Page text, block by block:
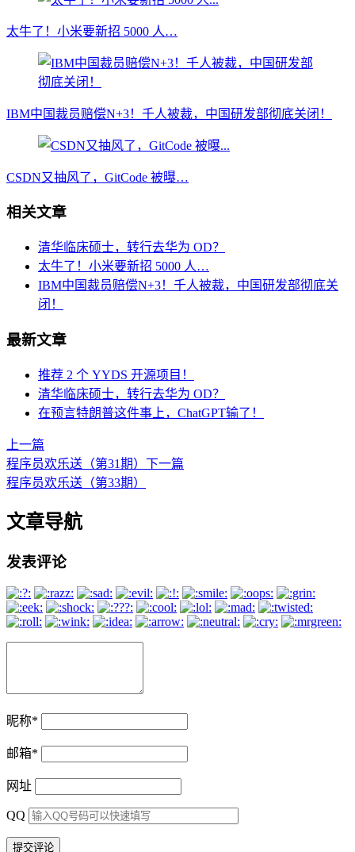
太牛了！小米要新招 5000 人…
IBM中国裁员赔偿N+3！千人被裁，中国研发部彻底关闭！
CSDN又抽风了，GitCode 被曝…
相关文章
清华临床硕士，转行去华为 OD？
太牛了！小米要新招 5000 人…
IBM中国裁员赔偿N+3！千人被裁，中国研发部彻底关
闭！
最新文章
推荐 2 个 YYDS 开源项目！
清华临床硕士，转行去华为 OD？
在预言特朗普这件事上，ChatGPT输了！
上一篇
程序员欢乐送（第31期） 下一篇
程序员欢乐送（第33期）
文章导航
发表评论
昵称*
邮箱*
网址
QQ